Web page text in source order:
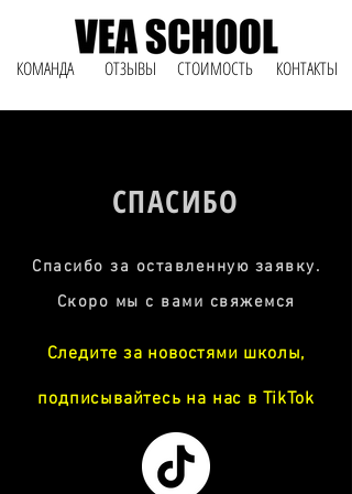
КОМАНДА ОТЗЫВЫ СТОИМОСТЬ КОНТАКТЫ
СПАСИБО
Спасибо за оставленную заявку.
Скоро мы с вами свяжемся
Следите за новостями школы,
подписывайтесь на нас в TikTok